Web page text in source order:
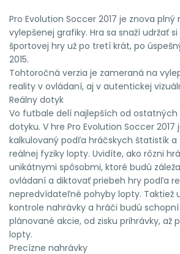
Pro Evolution Soccer 2017 je znova plný
vylepšenej grafiky. Hra sa snaží udržať
športovej hry už po tretí krát, po
2015.
Tohtoročná verzia je zameraná na
reality v ovládaní, aj v autentickej
Reálny dotyk
Vo futbale delí najlepších od ostatných
dotyku. V hre Pro Evolution Soccer
kalkulovaný podľa hráčskych štatistík a
reálnej fyziky lopty. Uvidíte, ako rôzni
unikátnymi spôsobmi, ktoré budú
ovládaní a diktovať priebeh hry podľa
nepredvídateľné pohyby lopty. Taktiež
kontrole nahrávky a hráči budú
plánované akcie, od zisku prihrávky, až
lopty.
Precízne nahrávky